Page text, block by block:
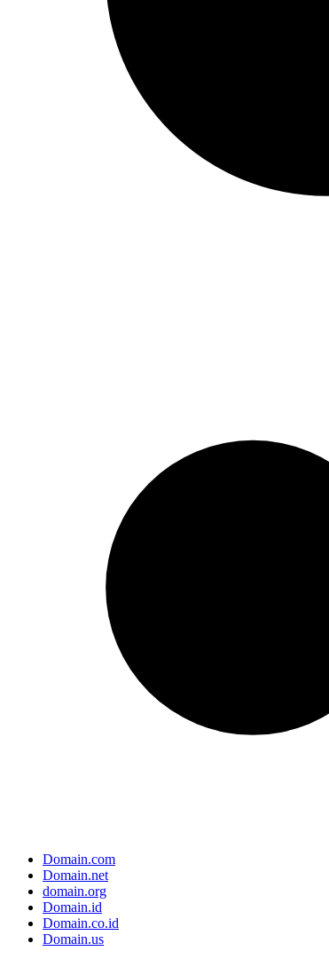
Domain.com
Domain.net
domain.org
Domain.id
Domain.co.id
Domain.us